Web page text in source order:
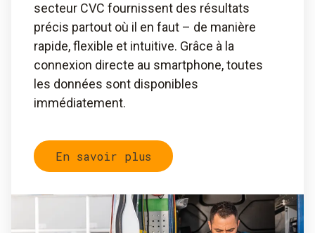
secteur CVC fournissent des résultats
précis partout où il en faut – de manière
rapide, flexible et intuitive. Grâce à la
connexion directe au smartphone, toutes
les données sont disponibles
immédiatement.
En savoir plus